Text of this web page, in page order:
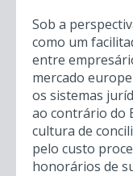
Sob a
como um
entre
mercado
os sistemas
ao contrário do
cultura de
pelo custo
honorários de